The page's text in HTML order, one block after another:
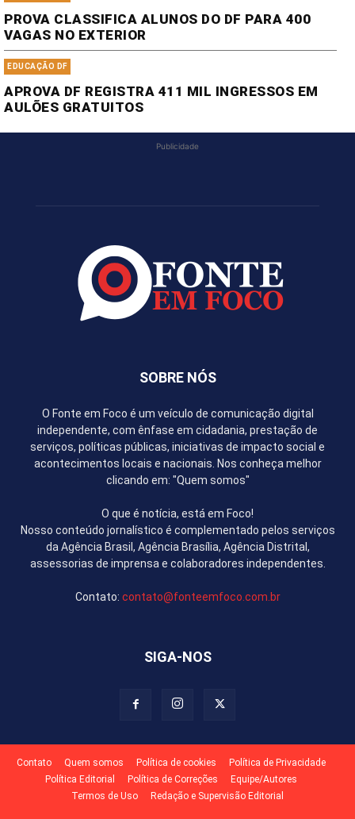
PROVA CLASSIFICA ALUNOS DO DF PARA 400
VAGAS NO EXTERIOR
EDUCAÇÃO DF
APROVA DF REGISTRA 411 MIL INGRESSOS EM
AULÕES GRATUITOS
Publicidade
SOBRE NÓS
O Fonte em Foco é um veículo de comunicação digital
independente, com ênfase em cidadania, prestação de
serviços, políticas públicas, iniciativas de impacto social e
acontecimentos locais e nacionais. Nos conheça melhor
clicando em: "Quem somos"
O que é notícia, está em Foco!
Nosso conteúdo jornalístico é complementado pelos serviços
da Agência Brasil, Agência Brasília, Agência Distrital,
assessorias de imprensa e colaboradores independentes.
Contato: contato@fonteemfoco.com.br
SIGA-NOS
Contato Quem somos Política de cookies
Política de Privacidade
Política Editorial
Política de Correções
Equipe/Autores
Termos de Uso
Redação e Supervisão Editorial